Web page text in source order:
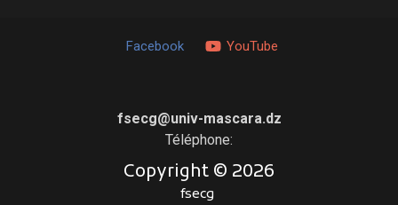
Facebook YouTube
fsecg@univ-mascara.dz
Téléphone:
Copyright © 2026
fsecg